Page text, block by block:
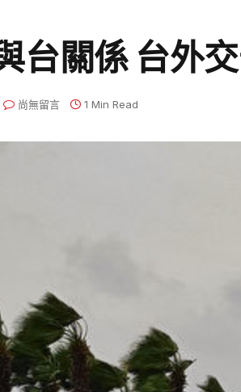
台關係 台外
尚無留言 1 Min Read